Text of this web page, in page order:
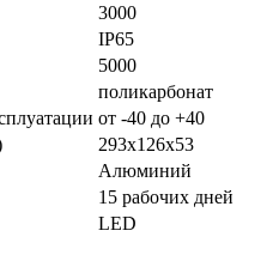
3000
IP65
5000
поликарбонат
от -40 до +40
293х126х53
Алюминий
15 рабочих дней
LED